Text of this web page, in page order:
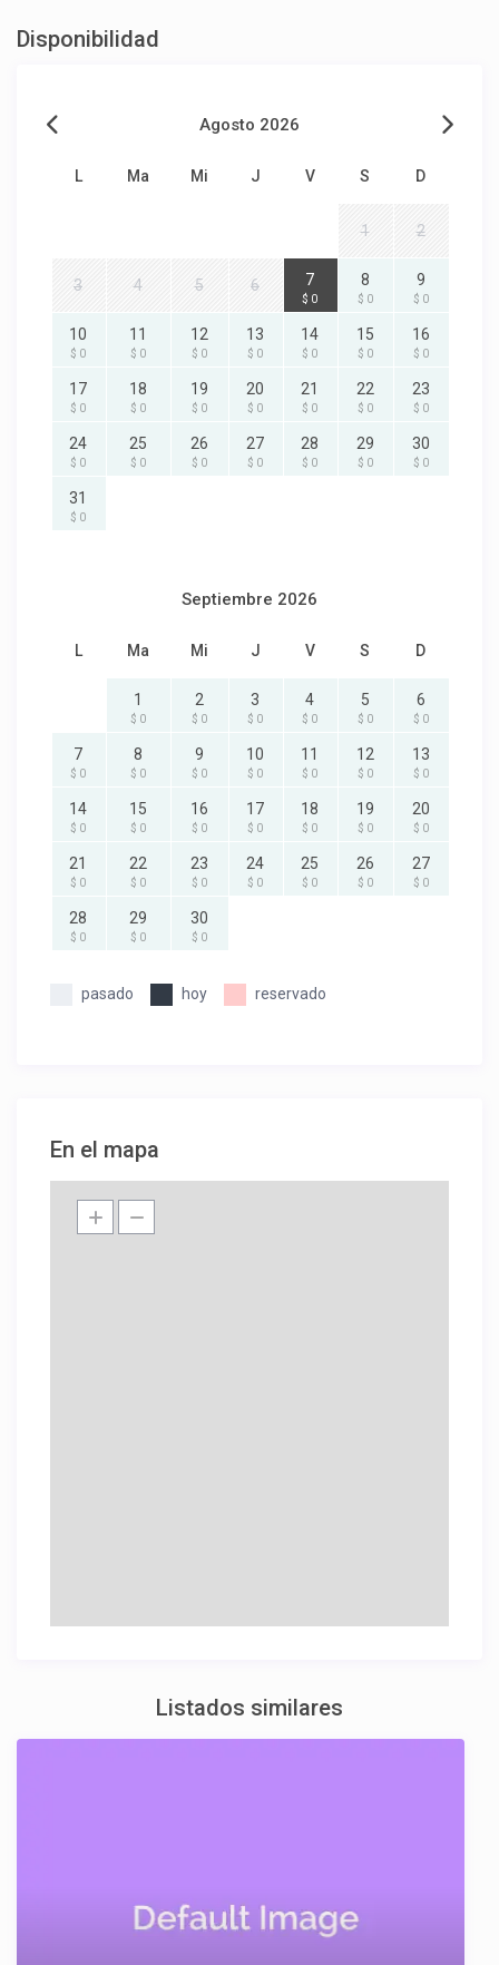
Disponibilidad
Agosto 2026
L Ma Mi J V S D
1 2
3 4 5 6 7
$ 0
8
$ 0
9
$ 0
10
$ 0
11
$ 0
12
$ 0
13
$ 0
14
$ 0
15
$ 0
16
$ 0
17
$ 0
18
$ 0
19
$ 0
20
$ 0
21
$ 0
22
$ 0
23
$ 0
24
$ 0
25
$ 0
26
$ 0
27
$ 0
28
$ 0
29
$ 0
30
$ 0
31
$ 0
Septiembre 2026
L Ma Mi J V S D
1
$ 0
2
$ 0
3
$ 0
4
$ 0
5
$ 0
6
$ 0
7
$ 0
8
$ 0
9
$ 0
10
$ 0
11
$ 0
12
$ 0
13
$ 0
14
$ 0
15
$ 0
16
$ 0
17
$ 0
18
$ 0
19
$ 0
20
$ 0
21
$ 0
22
$ 0
23
$ 0
24
$ 0
25
$ 0
26
$ 0
27
$ 0
28
$ 0
29
$ 0
30
$ 0
pasado hoy reservado
En el mapa
Listados similares